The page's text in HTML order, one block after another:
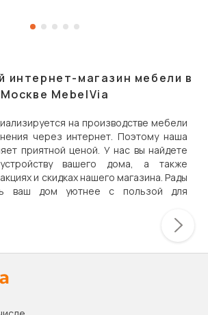
интернет-магазин мебели в
Москве MebelVia
на производстве мебели
через интернет. Поэтому наша
приятной ценой. У нас вы найдете
вашего дома, а также
и скидках нашего магазина. Рады
ваш дом уютнее с пользой для